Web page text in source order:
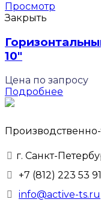
Просмотр
Закрыть
10″
Цена по запросу
Подробнее
г. Санкт-
+7 (812) 223 53 91
info@active-ts.ru